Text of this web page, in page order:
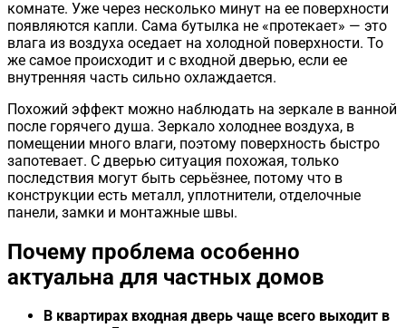
комнате. Уже через несколько минут на ее поверхности
появляются капли. Сама бутылка не «протекает» — это
влага из воздуха оседает на холодной поверхности. То
же самое происходит и с входной дверью, если ее
внутренняя часть сильно охлаждается.
Похожий эффект можно наблюдать на зеркале в ванной
после горячего душа. Зеркало холоднее воздуха, в
помещении много влаги, поэтому поверхность быстро
запотевает. С дверью ситуация похожая, только
последствия могут быть серьёзнее, потому что в
конструкции есть металл, уплотнители, отделочные
панели, замки и монтажные швы.
Почему проблема особенно
актуальна для частных домов
В квартирах входная дверь чаще всего выходит в